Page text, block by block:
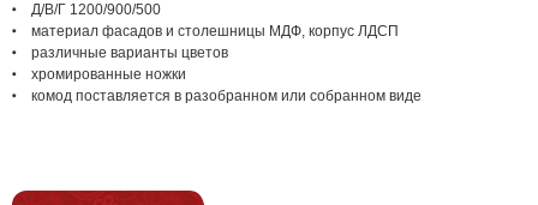
Д/В/Г 1200/900/500
материал фасадов и столешницы МДФ, корпус ЛДСП
различные варианты цветов
хромированные ножки
комод поставляется в разобранном или собранном виде